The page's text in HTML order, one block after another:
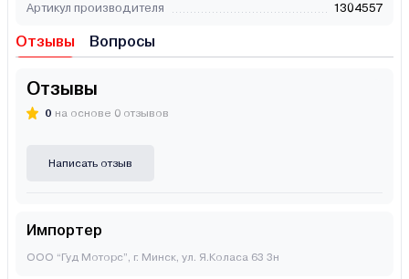
Артикул производителя 1304557
Отзывы Вопросы
Отзывы
0 на основе 0 отзывов
Написать отзыв
Импортер
ООО “Гуд Моторс”, г. Минск, ул. Я.Коласа 63 3н